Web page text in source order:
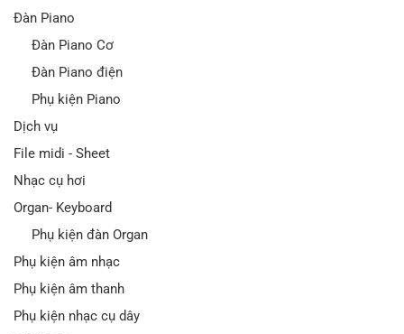
Đàn Piano
Đàn Piano Cơ
Đàn Piano điện
Phụ kiện Piano
Dịch vụ
File midi - Sheet
Nhạc cụ hơi
Organ- Keyboard
Phụ kiện đàn Organ
Phụ kiện âm nhạc
Phụ kiện âm thanh
Phụ kiện nhạc cụ dây